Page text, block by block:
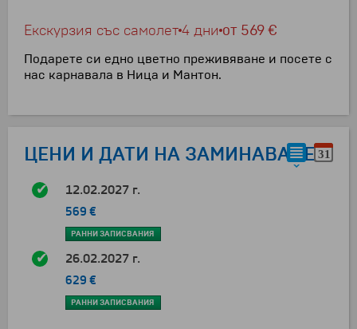
Екскурзия със самолет4 дни от 569 €
Подарете си едно цветно преживяване и посете с
нас карнавала в Ница и Мантон.
ЦЕНИ И ДАТИ НА ЗАМИНАВАНЕ
12.02.2027 г.
569 €
РАННИ ЗАПИСВАНИЯ
26.02.2027 г.
629 €
РАННИ ЗАПИСВАНИЯ